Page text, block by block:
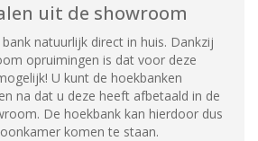
uit de showroom
natuurlijk direct in huis. Dankzij
opruimingen is dat voor deze
U kunt de hoekbanken
na dat u deze heeft afbetaald in de
De hoekbank kan hierdoor dus
komen te staan.